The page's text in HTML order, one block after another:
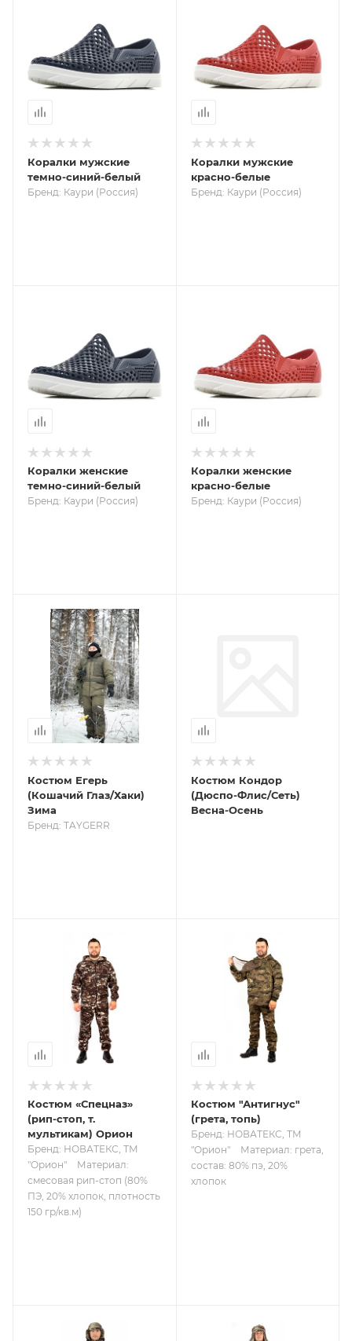
Коралки мужские
темно-синий-белый
Бренд: Каури (Россия)
Коралки мужские
красно-белые
Бренд: Каури (Россия)
Коралки женские
темно-синий-белый
Бренд: Каури (Россия)
Коралки женские
красно-белые
Бренд: Каури (Россия)
Костюм Егерь
(Кошачий Глаз/Хаки)
Зима
Бренд: TAYGERR
Костюм Кондор
(Дюспо-Флис/Сеть)
Весна-Осень
Костюм «Спецназ»
(рип-стоп, т.
мультикам) Орион
Бренд: НОВАТЕКС, ТМ
"Орион"
Материал:
смесовая рип-стоп (80%
ПЭ, 20% хлопок, плотность
150 гр/кв.м)
Костюм "Антигнус"
(грета, топь)
Бренд: НОВАТЕКС, ТМ
"Орион"
Материал: грета,
состав: 80% пэ, 20%
хлопок